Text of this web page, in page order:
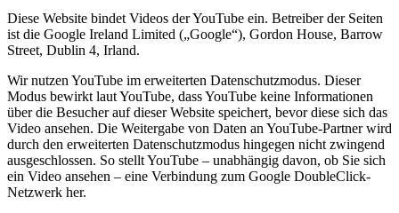
Diese Website bindet Videos der YouTube ein. Betreiber der Seiten
ist die Google Ireland Limited („Google“), Gordon House, Barrow
Street, Dublin 4, Irland.
Wir nutzen YouTube im erweiterten Datenschutzmodus. Dieser
Modus bewirkt laut YouTube, dass YouTube keine Informationen
über die Besucher auf dieser Website speichert, bevor diese sich das
Video ansehen. Die Weitergabe von Daten an YouTube-Partner wird
durch den erweiterten Datenschutzmodus hingegen nicht zwingend
ausgeschlossen. So stellt YouTube – unabhängig davon, ob Sie sich
ein Video ansehen – eine Verbindung zum Google DoubleClick-
Netzwerk her.